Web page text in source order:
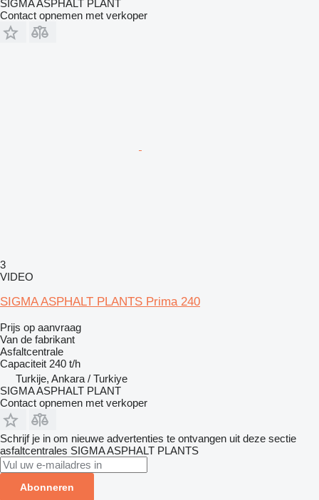
SIGMA ASPHALT PLANT
Contact opnemen met verkoper
3
VIDEO
SIGMA ASPHALT PLANTS Prima 240
Prijs op aanvraag
Van de fabrikant
Asfaltcentrale
Capaciteit 240 t/h
Turkije, Ankara / Turkiye
SIGMA ASPHALT PLANT
Contact opnemen met verkoper
Schrijf je in om nieuwe advertenties te ontvangen uit deze sectie
asfaltcentrales SIGMA ASPHALT PLANTS
Abonneren